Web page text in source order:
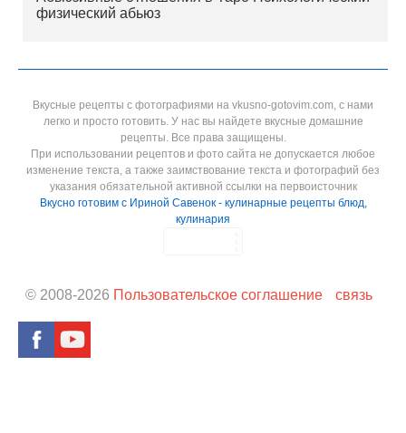
физический абьюз
Вкусные рецепты с фотографиями на vkusno-gotovim.com, с нами
легко и просто готовить. У нас вы найдете вкусные домашние
рецепты. Все права защищены.
При использовании рецептов и фото сайта не допускается любое
изменение текста, а также заимствование текста и фотографий без
указания обязательной активной ссылки на первоисточник
Вкусно готовим с Ириной Савенок - кулинарные рецепты блюд,
кулинария
© 2008-2026 Пользовательское соглашение связь